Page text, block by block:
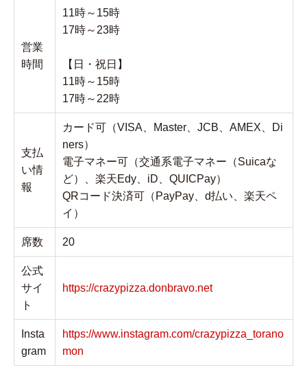
営業
時間
11時～15時
17時～23時
【日・祝日】
11時～15時
17時～22時
支払
い情
報
カード可（VISA、Master、JCB、AMEX、Di
ners）
電子マネー可（交通系電子マネー（Suicaな
ど）、楽天Edy、iD、QUICPay）
QRコード決済可（PayPay、d払い、楽天ペ
イ）
席数 20
公式
サイ
ト
https://crazypizza.donbravo.net
Insta
gram
https://www.instagram.com/crazypizza_torano
mon